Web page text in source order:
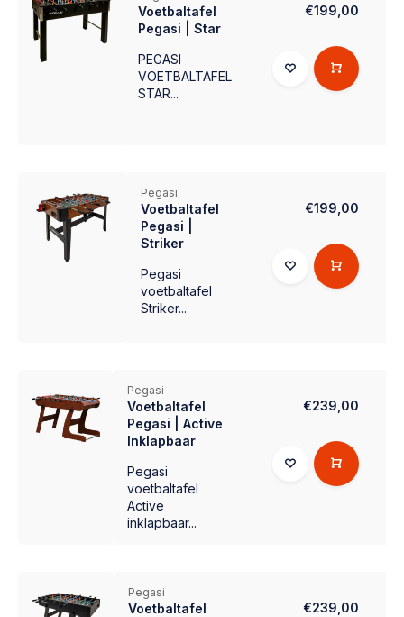
Voetbaltafel
Pegasi | Star
PEGASI
VOETBALTAFEL
STAR...
€199,00
Pegasi
Voetbaltafel
Pegasi |
Striker
Pegasi
voetbaltafel
Striker...
€199,00
Pegasi
Voetbaltafel
Pegasi | Active
Inklapbaar
Pegasi
voetbaltafel
Active
inklapbaar...
€239,00
Pegasi
Voetbaltafel
€239,00